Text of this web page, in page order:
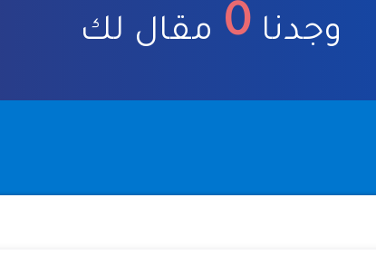
وجدنا 0 مقال لك